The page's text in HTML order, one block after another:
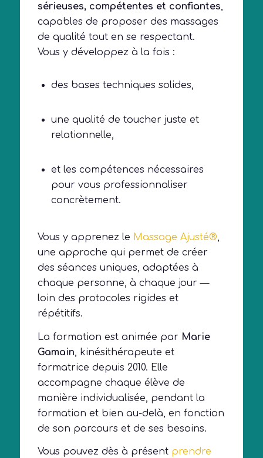
sérieuses, compétentes et confiantes,
capables de proposer des massages
de qualité tout en se respectant.
Vous y développez à la fois :
des bases techniques solides,
une qualité de toucher juste et
relationnelle,
et les compétences nécessaires
pour vous professionnaliser
concrètement.
Vous y apprenez le Massage Ajusté®,
une approche qui permet de créer
des séances uniques, adaptées à
chaque personne, à chaque jour —
loin des protocoles rigides et
répétitifs.
La formation est animée par Marie
Gamain , kinésithérapeute et
formatrice depuis 2010. Elle
accompagne chaque élève de
manière individualisée, pendant la
formation et bien au-delà, en fonction
de son parcours et de ses besoins.
Vous pouvez dès à présent prendre